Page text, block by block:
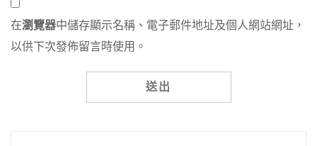
在瀏覽器中儲存顯示名稱、電子郵件地址及個人網站網址，
以供下次發佈留言時使用。